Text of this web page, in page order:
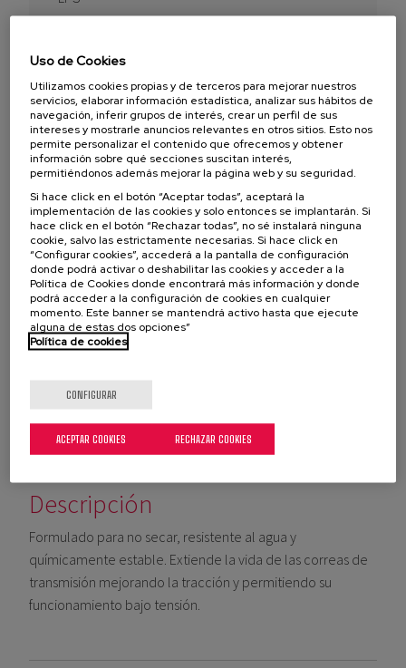
LPS
TIPO DE PRODUCTO
Grasas, lubricantes e inhibidores de corrosión
SOLUCIÓN
Productos Ferreteros MRO
DISTRIBUIDO EN
Colombia
México
Panamá
Venezuela
QUIERO CONSULTAR AL SOPORTE TÉCNICO
Descripción
Formulado para no secar, resistente al agua y
químicamente estable. Extiende la vida de las correas de
transmisión mejorando la tracción y permitiendo su
funcionamiento bajo tensión.
Uso de Cookies
Utilizamos cookies propias y de terceros para mejorar nuestros
servicios, elaborar información estadística, analizar sus hábitos de
navegación, inferir grupos de interés, crear un perfil de sus
intereses y mostrarle anuncios relevantes en otros sitios. Esto nos
permite personalizar el contenido que ofrecemos y obtener
información sobre qué secciones suscitan interés,
permitiéndonos además mejorar la página web y su seguridad.
Si hace click en el botón “Aceptar todas”, aceptará la
implementación de las cookies y solo entonces se implantarán. Si
hace click en el botón “Rechazar todas”, no sé instalará ninguna
cookie, salvo las estrictamente necesarias. Si hace click en
“Configurar cookies”, accederá a la pantalla de configuración
donde podrá activar o deshabilitar las cookies y acceder a la
Política de Cookies donde encontrará más información y donde
podrá acceder a la configuración de cookies en cualquier
momento. Este banner se mantendrá activo hasta que ejecute
alguna de estas dos opciones”
Política de cookies
CONFIGURAR
RECHAZAR COOKIES
ACEPTAR COOKIES